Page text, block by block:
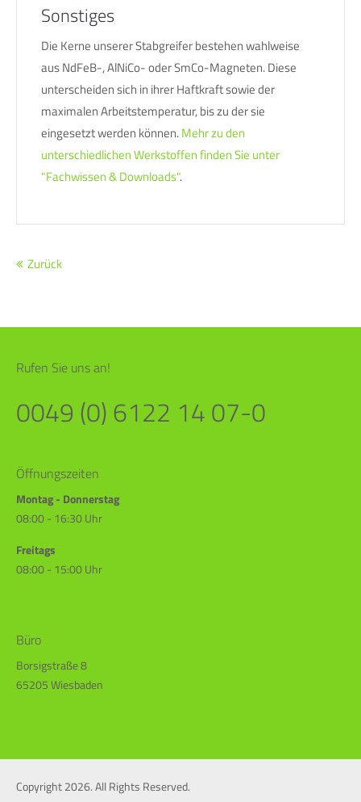
Sonstiges
Die Kerne unserer Stabgreifer bestehen wahlweise
aus NdFeB-, AlNiCo- oder SmCo-Magneten. Diese
unterscheiden sich in ihrer Haftkraft sowie der
maximalen Arbeitstemperatur, bis zu der sie
eingesetzt werden können.Mehr zu den
unterschiedlichen Werkstoffen finden Sie unter
"Fachwissen & Downloads".
Zurück
Rufen Sie uns an!
0049 (0) 6122 14 07-0
Öffnungszeiten
Montag - Donnerstag
08:00 - 16:30 Uhr
Freitags
08:00 - 15:00 Uhr
Büro
Borsigstraße 8
65205 Wiesbaden
Copyright 2026. All Rights Reserved.